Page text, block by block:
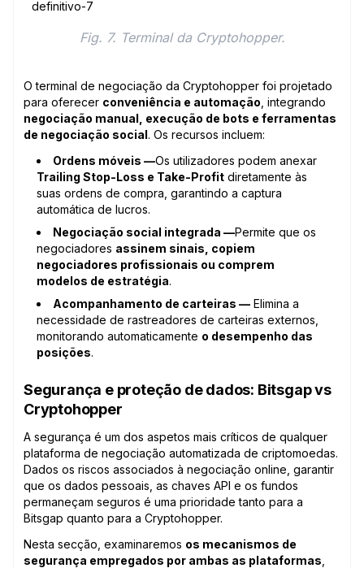
Fig. 7. Terminal da Cryptohopper.
O terminal de negociação da Cryptohopper foi projetado
para oferecer conveniência e automação , integrando
negociação manual, execução de bots e ferramentas
de negociação social. Os recursos incluem:
Ordens móveis —Os utilizadores podem anexar
Trailing Stop-Loss e Take-Profit diretamente às
suas ordens de compra, garantindo a captura
automática de lucros.
Negociação social integrada —Permite que os
negociadores assinem sinais, copiem
negociadores profissionais ou comprem
modelos de estratégia.
Acompanhamento de carteiras — Elimina a
necessidade de rastreadores de carteiras externos,
monitorando automaticamente o desempenho das
posições.
Segurança e proteção de dados: Bitsgap vs
Cryptohopper
A segurança é um dos aspetos mais críticos de qualquer
plataforma de negociação automatizada de criptomoedas.
Dados os riscos associados à negociação online, garantir
que os dados pessoais, as chaves API e os fundos
permaneçam seguros é uma prioridade tanto para a
Bitsgap quanto para a Cryptohopper.
Nesta secção, examinaremos os mecanismos de
segurança empregados por ambas as plataformas